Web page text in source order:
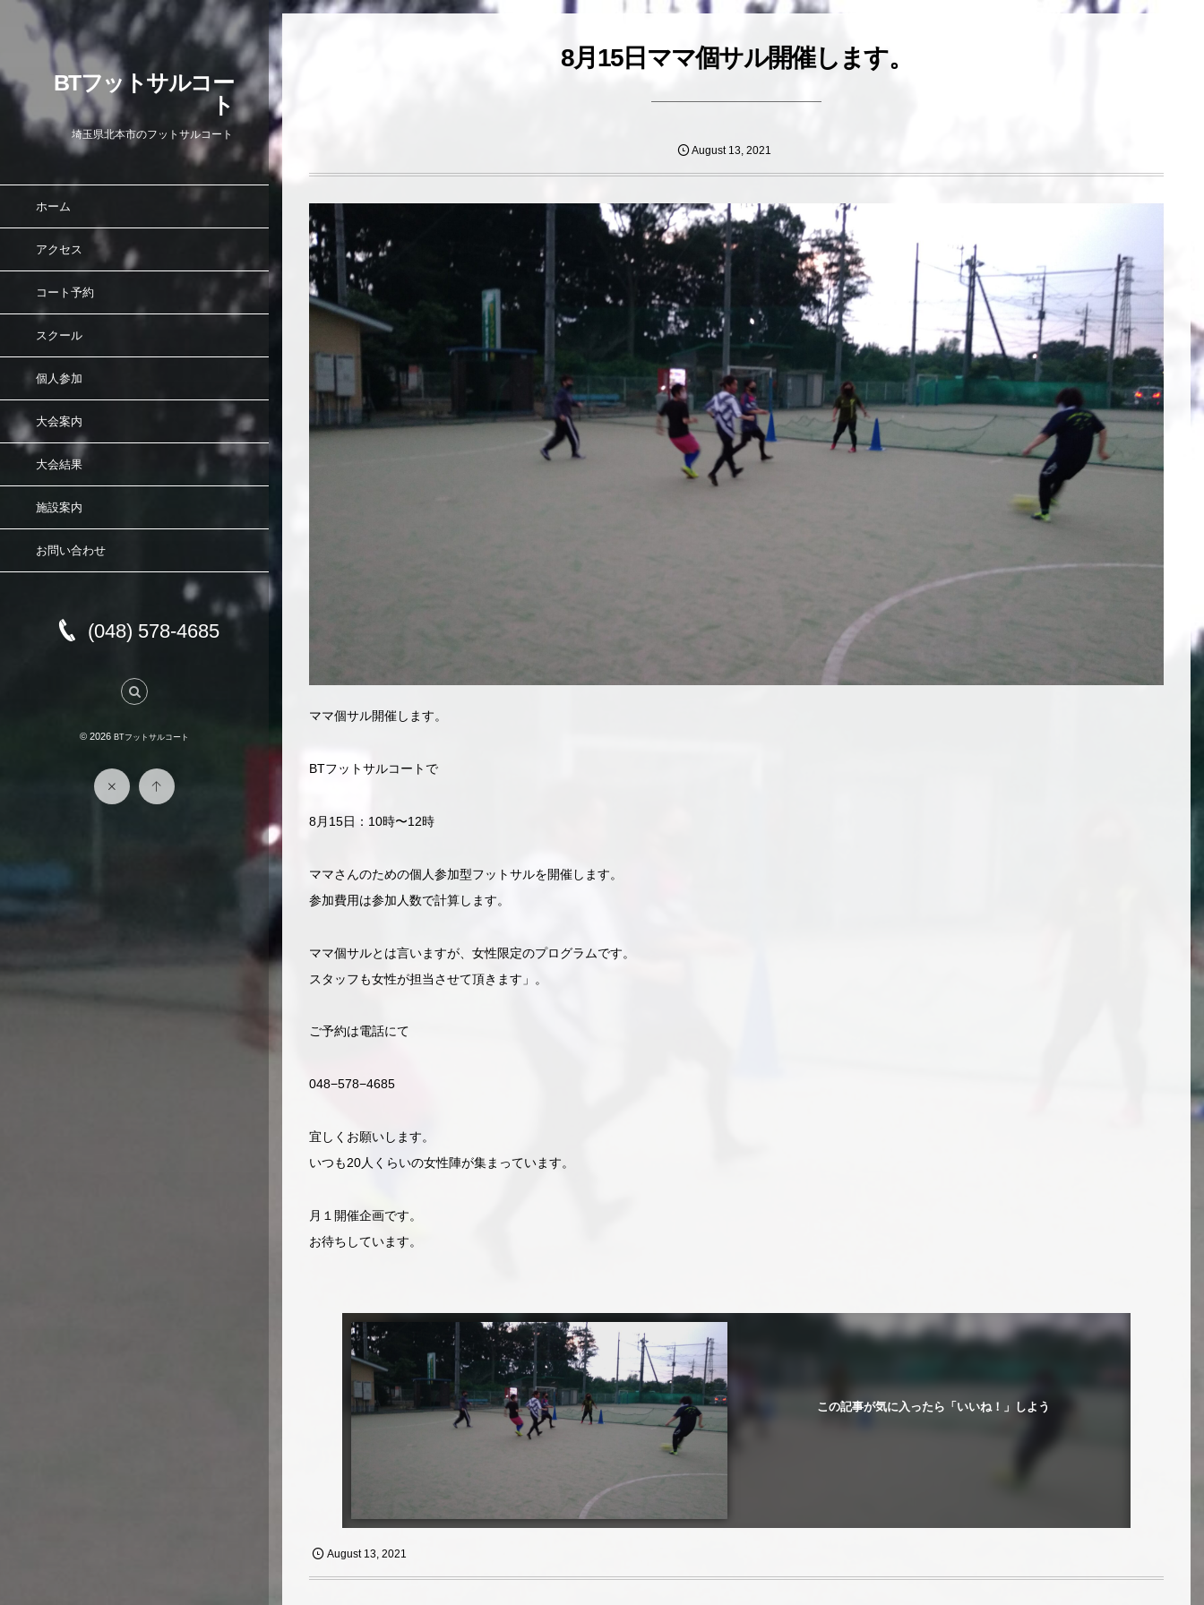
BTフットサルコー
ト
埼玉県北本市のフットサルコート
ホーム
アクセス
コート予約
スクール
個人参加
大会案内
大会結果
施設案内
お問い合わせ
(048) 578-4685
© 2026 BTフットサルコート
8月15日ママ個サル開催します。
August 13,2021
ママ個サル開催します。
BTフットサルコートで
8月15日：10時〜12時
ママさんのための個人参加型フットサルを開催します。
参加費用は参加人数で計算します。
ママ個サルとは言いますが、女性限定のプログラムです。
スタッフも女性が担当させて頂きます」。
ご予約は電話にて
048−578−4685
宜しくお願いします。
いつも20人くらいの女性陣が集まっています。
月１開催企画です。
お待ちしています。
この記事が気に入ったら「いいね！」しよう
August 13, 2021